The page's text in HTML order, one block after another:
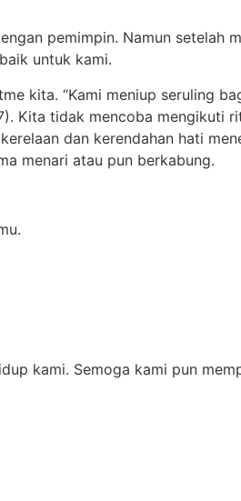
pemimpin. Namun setelah
untuk kami.
kita. “Kami meniup seruling
Kita tidak mencoba mengikuti
dan kerendahan hati
menari atau pun berkabung.
kami. Semoga kami pun